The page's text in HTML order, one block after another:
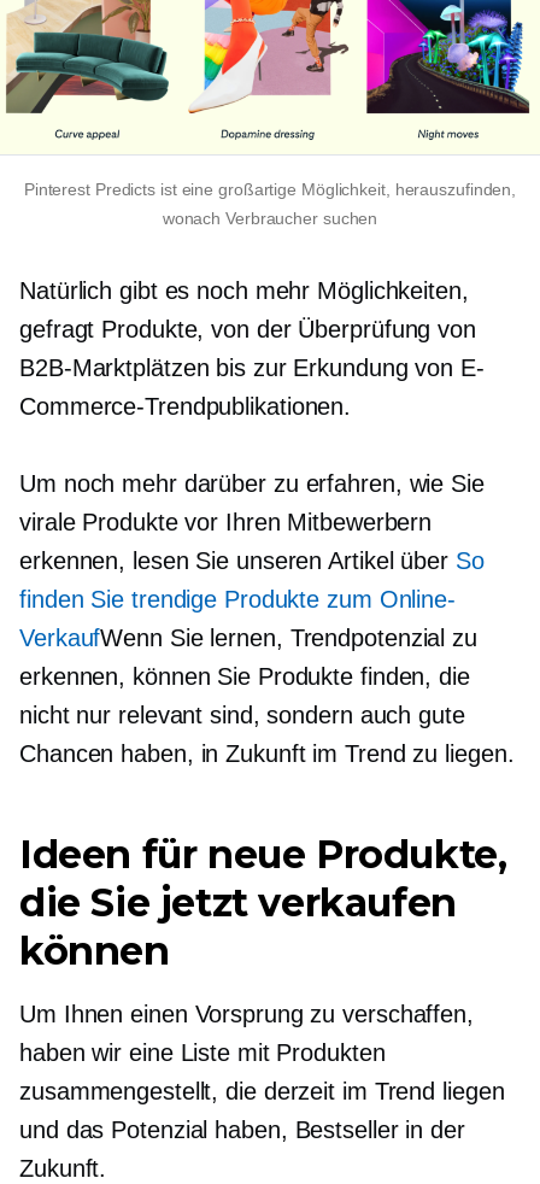
Pinterest Predicts ist eine großartige Möglichkeit, herauszufinden,
wonach Verbraucher suchen
Natürlich gibt es noch mehr Möglichkeiten,
gefragt Produkte, von der Überprüfung von
B2B-Marktplätzen bis zur Erkundung von E-
Commerce-Trendpublikationen.
Um noch mehr darüber zu erfahren, wie Sie
virale Produkte vor Ihren Mitbewerbern
erkennen, lesen Sie unseren Artikel über So
finden Sie trendige Produkte zum Online-
VerkaufWenn Sie lernen, Trendpotenzial zu
erkennen, können Sie Produkte finden, die
nicht nur relevant sind, sondern auch gute
Chancen haben, in Zukunft im Trend zu liegen.
Ideen für neue Produkte,
die Sie jetzt verkaufen
können
Um Ihnen einen Vorsprung zu verschaffen,
haben wir eine Liste mit Produkten
zusammengestellt, die derzeit im Trend liegen
und das Potenzial haben, Bestsellerin der
Zukunft.